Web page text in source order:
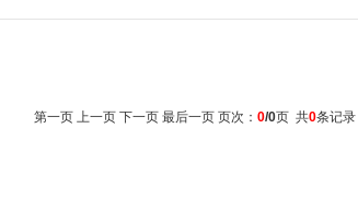
第一页 上一页 下一页 最后一页 页次： 0/0页 共0条记录